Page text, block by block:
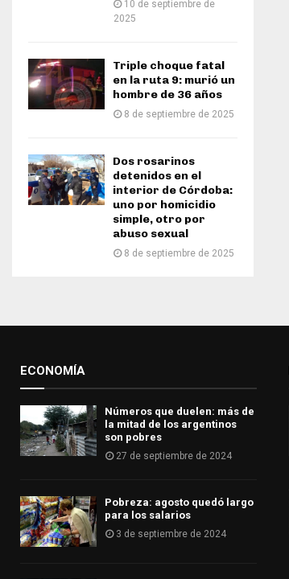
10 de septiembre de
2025
Triple choque fatal
en la ruta 9: murió un
hombre de 36 años
8 de septiembre de 2025
Dos rosarinos
detenidos en el
interior de Córdoba:
uno por homicidio
simple, otro por
abuso sexual
8 de septiembre de 2025
ECONOMÍA
Números que duelen: más de
la mitad de los argentinos
son pobres
27 de septiembre de 2024
Pobreza: agosto quedó largo
para los salarios
3 de septiembre de 2024